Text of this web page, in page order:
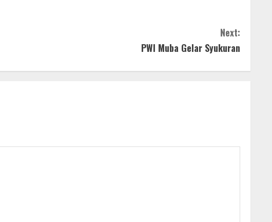
Next:
PWI Muba Gelar Syukuran